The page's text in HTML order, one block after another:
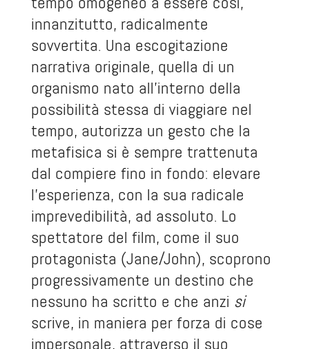
innanzitutto, radicalmente
sovvertita. Una escogitazione
narrativa originale, quella di un
organismo nato all’interno della
possibilità stessa di viaggiare nel
tempo, autorizza un gesto che la
metafisica si è sempre trattenuta
dal compiere fino in fondo: elevare
l’esperienza, con la sua radicale
imprevedibilità, ad assoluto. Lo
spettatore del film, come il suo
protagonista (Jane/John), scoprono
progressivamente un destino che
nessuno ha scritto e che anzi si
scrive, in maniera per forza di cose
impersonale, attraverso il suo